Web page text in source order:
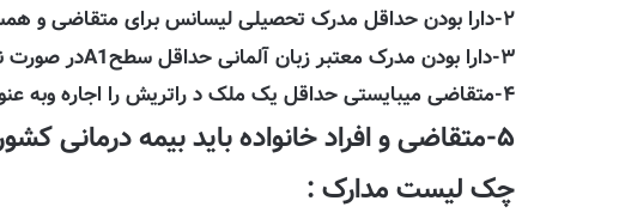
۲-دارا بودن حداقل مدرک تحصیلی لیسانس برای متقاضی و همسر
۳-دارا بودن مدرک معتبر زبان آلمانی حداقل سطحA1در صورت نداشتن مدرک لیسانس
۴-متقاضی میبایستی حداقل یک ملک د راتریش را اجاره وبه عنوان آدرس محل اقامن به دولت معرفی نماید.
۵-متقاضی و افراد خانواده باید بیمه درمانی کشور اتریش را داشته باشند.
چک لیست مدارک :